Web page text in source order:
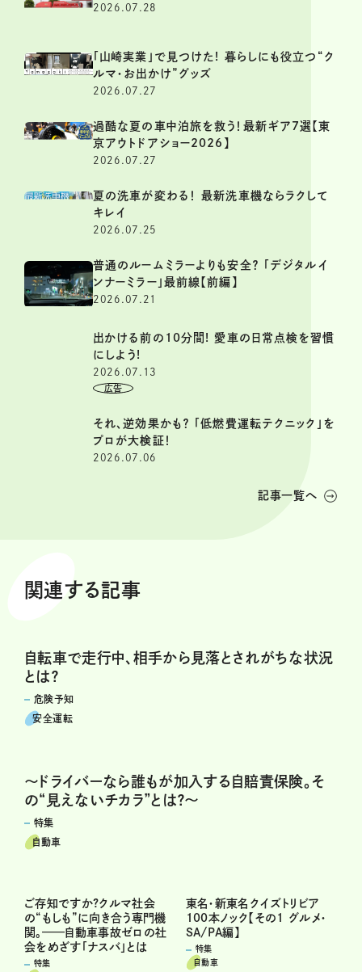
2026.07.28
「山崎実業」で見つけた! 暮らしにも役立つ“ク
ルマ・お出かけ”グッズ
2026.07.27
過酷な夏の車中泊旅を救う！最新ギア7選【東
京アウトドアショー2026】
2026.07.27
夏の洗車が変わる！ 最新洗車機ならラクして
キレイ
2026.07.25
普通のルームミラーよりも安全？ 「デジタルイ
ンナーミラー」最前線【前編】
2026.07.21
出かける前の10分間! 愛車の日常点検を習慣
にしよう!
2026.07.13
それ、逆効果かも？ 「低燃費運転テクニック」を
プロが大検証！
2026.07.06
記事一覧へ
関連する記事
自転車で走行中、相手から見落とされがちな状況
とは？
危険予知
安全運転
～ドライバーなら誰もが加入する自賠責保険。そ
の“見えないチカラ”とは？～
特集
自動車
ご存知ですか?クルマ社会
の“もしも”に向き合う専門機
関。——自動車事故ゼロの社
会をめざす「ナスバ」とは
特集
東名・新東名クイズトリビア
100本ノック【その1 グルメ・
SA/PA編】
特集
自動車